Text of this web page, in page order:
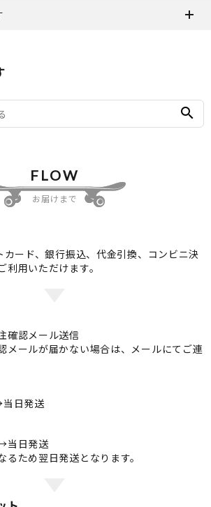
search
FLOW
お届けまで
ード、銀行振込、代金引換、コンビニ決
用いただけます。
確認メール送信
メールが届かない場合は、メールにてご連
日発送
当日発送
ため翌日発送となります。